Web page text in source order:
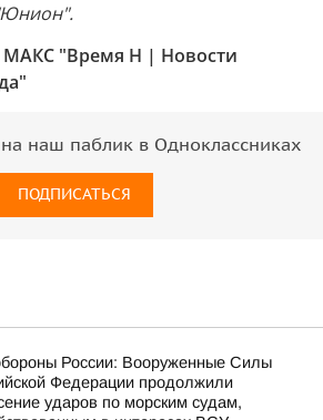
МАКС "Время Н | Новости
наш паблик в Одноклассниках
ПОДПИСАТЬСЯ
России: Вооруженные Силы
Федерации продолжили
ударов по морским судам,